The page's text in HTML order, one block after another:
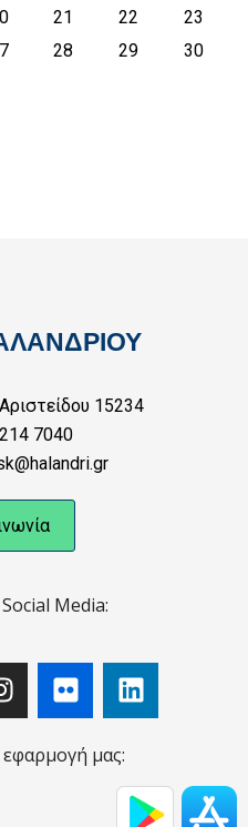
21 22
23
28 29
30
15234
7040
Media:
μας: